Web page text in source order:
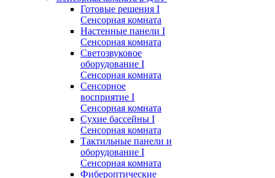
Готовые решения I
Сенсорная комната
Настенные панели I
Сенсорная комната
Светозвуковое
оборудование I
Сенсорная комната
Сенсорное
восприятие I
Сенсорная комната
Сухие бассейны I
Сенсорная комната
Тактильные панели и
оборудование I
Сенсорная комната
Фибероптические